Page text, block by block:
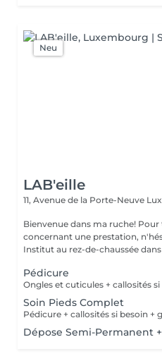
Neu
LAB'eille
11, Avenue de la Porte-Neuve
Bienvenue dans ma ruche!
concernant une prestation,
Institut au rez-de-chaussée
Pédicure
Ongles et cuticules + callosités
Soin Pieds Complet
Pédicure + callosités si besoin
Dépose Semi-Permanent